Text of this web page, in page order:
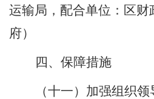
运输局，配合单位： 区财
府）
四、保障措施
（十一）加强组织